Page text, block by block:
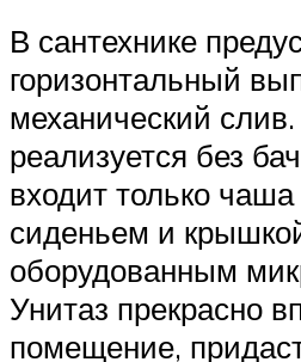
В сантехнике
горизонтальный
механический
реализуется без
входит только
сиденьем и
оборудованным
Унитаз прекрасно
помещение,